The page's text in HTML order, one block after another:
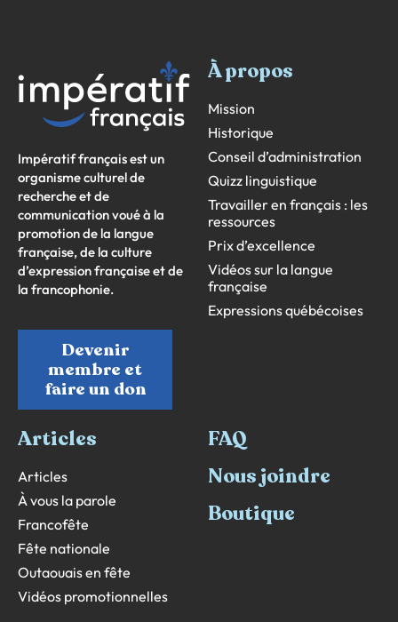
Impératif français est un
organisme culturel de
recherche et de
communication voué à la
promotion de la langue
française, de la culture
d’expression française et de
la francophonie.
Devenir
membre et
faire un don
À propos
Mission
Historique
Conseil d’administration
Quizz linguistique
Travailler en français : les
ressources
Prix d’excellence
Vidéos sur la langue
française
Expressions québécoises
Articles
Articles
À vous la parole
Francofête
Fête nationale
Outaouais en fête
Vidéos promotionnelles
FAQ
Nous joindre
Boutique